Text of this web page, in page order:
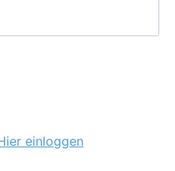
einloggen